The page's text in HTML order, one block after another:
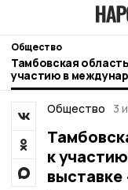
Общество
Тамбовская
участию в
«Россия»
Общество
3
к
выставке